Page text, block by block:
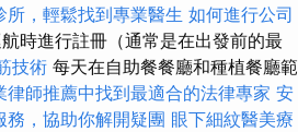
所，輕鬆找到專業醫生 如何進行公司
時進行註冊（通常是在出發前的最
技術 每天在自助餐餐廳和種植餐廳範
律師推薦中找到最適合的法律專家 安
務，協助你解開疑團 眼下細紋醫美療